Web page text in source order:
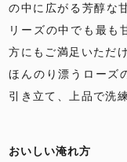
の中に広がる芳醇な
リーズの中でも最も
方にもご満足いただ
ほんのり漂うローズ
引き立て、上品で洗
おいしい淹れ方